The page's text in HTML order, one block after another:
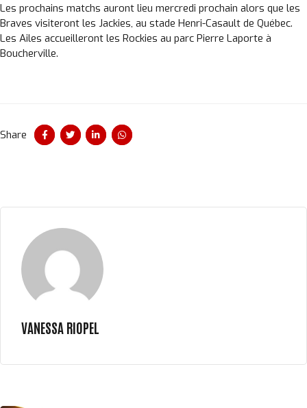
Les prochains matchs auront lieu mercredi prochain alors que les
Braves visiteront les Jackies, au stade Henri-Casault de Québec.
Les Ailes accueilleront les Rockies au parc Pierre Laporte à
Boucherville.
Share
VANESSA RIOPEL